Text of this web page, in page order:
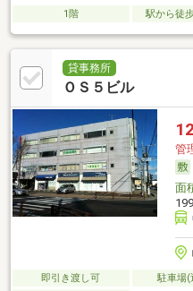
1階 駅から徒
貸事務所
ＯＳ５ビル
管
面
即引き渡し可 駐車場(